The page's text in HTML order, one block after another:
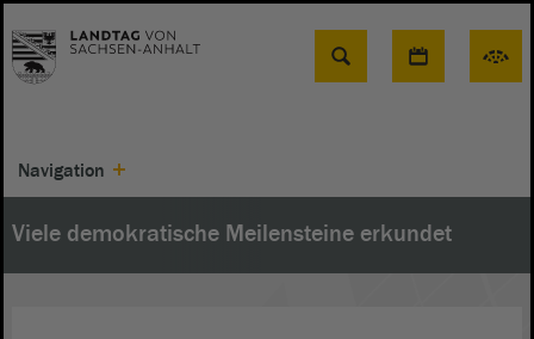
Suche
Navigation
Viele demokratische Meilensteine erkundet